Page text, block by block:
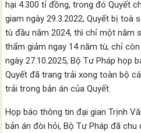
hại 4.300 tỉ đồng, trong đó Quyết
giam ngày 29.3.2022, Quyết bị toà
tù đầu năm 2024, thì chỉ một năm
thẩm giảm ngay 14 năm tù, chỉ
ngày 27.10.2025, Bộ Tư Pháp họp
Quyết đã trang trải xong toàn bộ
trải trong bản án của Quyết.
Họp báo thông tin đại gian Trịnh
bản án đòi hỏi, Bộ Tư Pháp đã